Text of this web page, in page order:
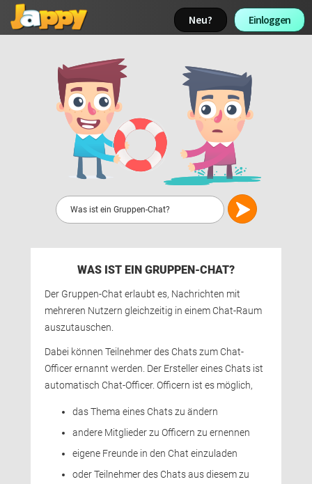
Neu? Einloggen
WAS IST EIN GRUPPEN-CHAT?
Der Gruppen-Chat erlaubt es, Nachrichten mit
mehreren Nutzern gleichzeitig in einem Chat-Raum
auszutauschen.
Dabei können Teilnehmer des Chats zum Chat-
Officer ernannt werden. Der Ersteller eines Chats ist
automatisch Chat-Officer. Officern ist es möglich,
das Thema eines Chats zu ändern
andere Mitglieder zu Officern zu ernennen
eigene Freunde in den Chat einzuladen
oder Teilnehmer des Chats aus diesem zu